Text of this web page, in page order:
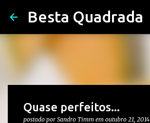
Besta Quadrada
Quase perfeitos...
postado por Sandro Timm em outubro 21, 2014